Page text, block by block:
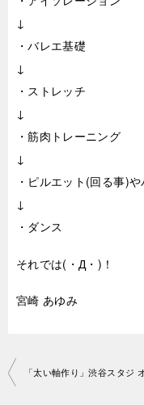
↓
・バレエ基礎
↓
・ストレッチ
↓
・筋肉トレーニング
↓
・ピルエット(回る事)
↓
・ダンス
それでは(・Д・)！
宮崎 あゆみ
投